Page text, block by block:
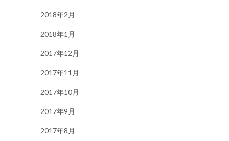
2018年2月
2018年1月
2017年12月
2017年11月
2017年10月
2017年9月
2017年8月